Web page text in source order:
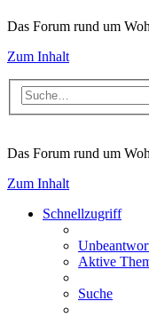
Das Forum rund um
Zum Inhalt
Das Forum rund um
Zum Inhalt
Schnellzugriff
Aktive
Suche